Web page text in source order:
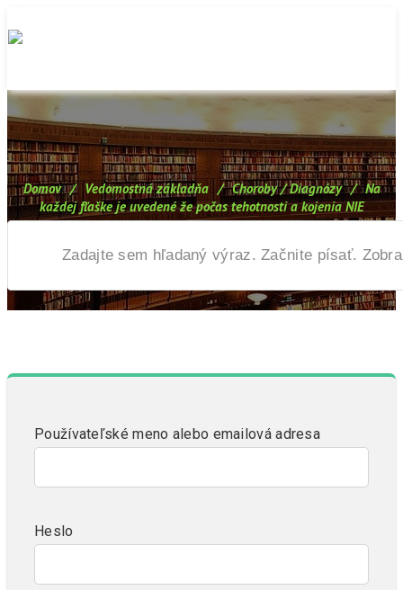
Domov / Vedomostná základňa / Choroby / Diagnózy / Na
každej fľaške je uvedené že počas tehotnosti a kojenia NIE
Používateľské meno alebo emailová adresa
Heslo